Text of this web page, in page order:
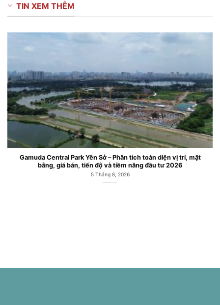
TIN XEM THÊM
Gamuda Central Park Yên Sở – Phân tích toàn diện vị trí, mặt
bằng, giá bán, tiến độ và tiềm năng đầu tư 2026
5 Tháng 8, 2026